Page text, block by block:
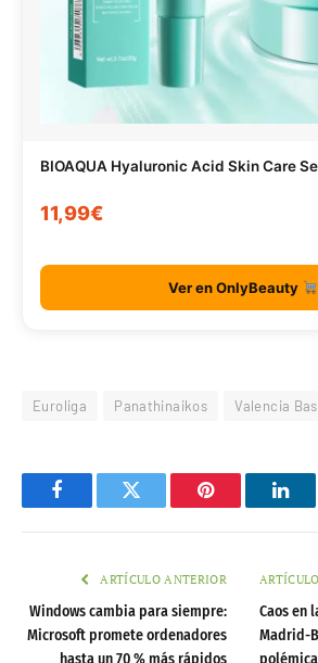
BIOAQUA Hyaluronic Acid Skin Care
11,99€
Ver en OnlyBeauty
Euroliga Panathinaikos Valencia
FacebookTwitter Pinterest
ARTÍCULO ANTERIOR
Windows cambia para siempre:
Microsoft promete ordenadores
hasta un 70 % más rápidos
Caos en
Madrid-
polémica